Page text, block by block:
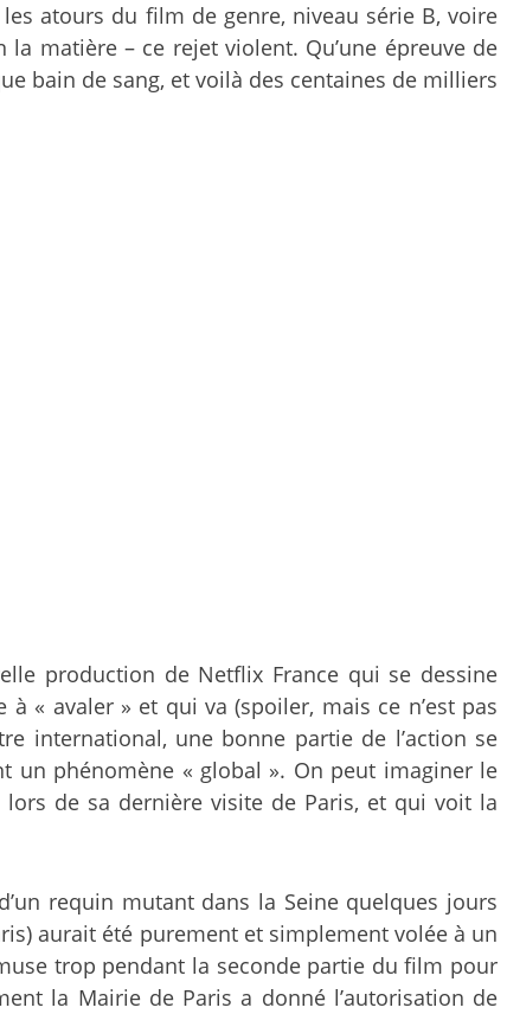
atours du film de genre, niveau série B, voire
matière – ce rejet violent. Qu’une épreuve de
bain de sang, et voilà des centaines de milliers
production de Netflix France qui se dessine
« avaler » et qui va (spoiler, mais ce n’est pas
international, une bonne partie de l’action se
un phénomène « global ». On peut imaginer le
de sa dernière visite de Paris, et qui voit la
requin mutant dans la Seine quelques jours
aurait été purement et simplement volée à un
trop pendant la seconde partie du film pour
la Mairie de Paris a donné l’autorisation de